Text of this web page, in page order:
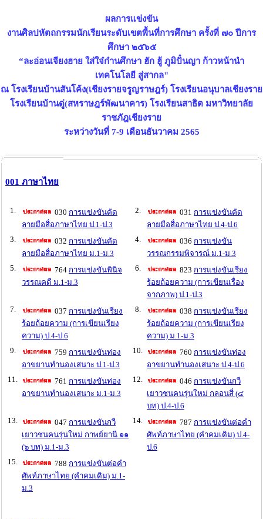
ผลการแข่งขัน
งานศิลปหัตถกรรมนักเรียนระดับเขตพื้นที่การศึกษา ครั้งที่ ๗๐ ปีการ
ศึกษา ๒๕๖๕
“ละอ่อนเจียงฮาย ใส่ใจ๋ก๋านศึกษา ฮัก ฮู้ ภูมิปั๋นญา ก้าวหน้านำ
เทคโนโลยี สู่สากล"
ณ โรงเรียนบ้านสันโค้ง(เชียงรายจรูญราษฎร์) โรงเรียนอนุบาลเชียงราย
โรงเรียนบ้านดู่(สหราษฎร์พัฒนาคาร) โรงเรียนสาธิต มหาวิทยาลัย
ราชภัฎเชียงราย
ระหว่างวันที่ 7-9 เดือนธันวาคม 2565
001 ภาษาไทย
1. 030 การแข่งขันคัด
ลายมือสื่อภาษาไทย ป.1-ป.3
2. 031 การแข่งขันคัด
ลายมือสื่อภาษาไทย ป.4-ป.6
3.
032 การแข่งขันคัด
ลายมือสื่อภาษาไทย ม.1-ม.3
4. 036 การแข่งขัน
วรรณกรรมพิจารณ์ ม.1-ม.3
5.
764 การแข่งขันพินิจ
วรรณคดี ม.1-ม.3
6. 823 การแข่งขันเรียง
ร้อยถ้อยความ (การเขียนเรื่อง
จากภาพ) ป.1-ป.3
7.
037 การแข่งขันเรียง
ร้อยถ้อยความ (การเขียนเรียง
ความ) ป.4-ป.6
8. 038 การแข่งขันเรียง
ร้อยถ้อยความ (การเขียนเรียง
ความ) ม.1-ม.3
9.
759 การแข่งขันท่อง
อาขยานทำนองเสนาะ ป.1-ป.3
10. 760 การแข่งขันท่อง
อาขยานทำนองเสนาะ ป.4-ป.6
11.
761 การแข่งขันท่อง
อาขยานทำนองเสนาะ ม.1-ม.3
12. 046 การแข่งขันกวี
เยาวชนคนรุ่นใหม่ กลอนสี่ (๔
บท) ป.4-ป.6
13.
047 การแข่งขันกวี
เยาวชนคนรุ่นใหม่ กาพย์ยานี ๑๑
(๖ บท) ม.1-ม.3
14. 787 การแข่งขันต่อคำ
ศัพท์ภาษาไทย (คำคมเดิม) ป.4-
ป.6
15.
788 การแข่งขันต่อคำ
ศัพท์ภาษาไทย (คำคมเดิม) ม.1-
ม.3